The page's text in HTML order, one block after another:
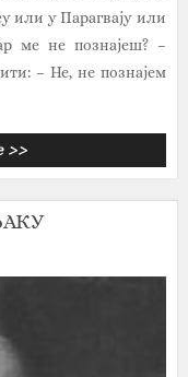
или у Парагвају или
ме не познајеш? –
– Не, не познајем
>>